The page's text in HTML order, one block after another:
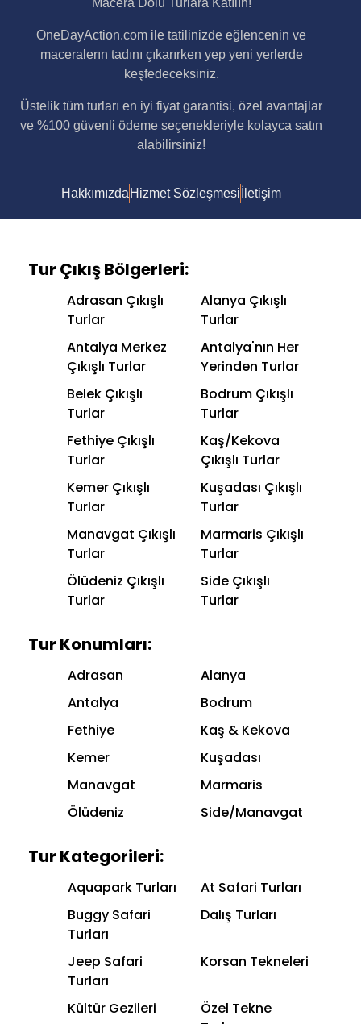
OneDayAction.com ile tatilinizde eğlencenin ve
maceralerın tadını çıkarırken yep yeni yerlerde
keşfedeceksiniz.
Üstelik tüm turları en iyi fiyat garantisi, özel avantajlar
ve %100 güvenli ödeme seçenekleriyle kolayca satın
alabilirsiniz!
Hakkımızda Hizmet Sözleşmesi İletişim
Tur Çıkış Bölgerleri:
Adrasan Çıkışlı
Turlar
Alanya Çıkışlı
Turlar
Antalya Merkez
Çıkışlı Turlar
Antalya'nın Her
Yerinden Turlar
Belek Çıkışlı
Turlar
Bodrum Çıkışlı
Turlar
Fethiye Çıkışlı
Turlar
Kaş/Kekova
Çıkışlı Turlar
Kemer Çıkışlı
Turlar
Kuşadası Çıkışlı
Turlar
Manavgat Çıkışlı
Turlar
Marmaris Çıkışlı
Turlar
Ölüdeniz Çıkışlı
Turlar
Side Çıkışlı
Turlar
Tur Konumları:
Adrasan
Alanya
Antalya
Bodrum
Fethiye
Kaş & Kekova
Kemer
Kuşadası
Manavgat
Marmaris
Ölüdeniz
Side/Manavgat
Tur Kategorileri:
Aquapark Turları
At Safari Turları
Buggy Safari
Turları
Dalış Turları
Jeep Safari
Turları
Korsan Tekneleri
Kültür Gezileri
Özel Tekne